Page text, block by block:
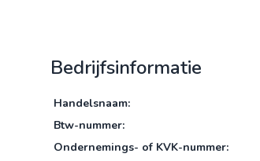
Bedrijfsinformatie
Handelsnaam:
Btw-nummer:
Ondernemings- of KVK-nummer: